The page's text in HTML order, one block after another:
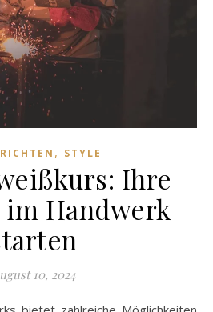
, STYLE
Ihre
Handwerk
10, 2024